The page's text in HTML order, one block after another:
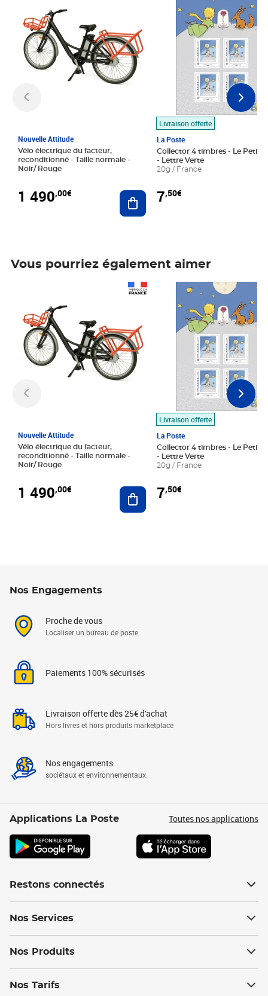
Nouvelle Attitude
Vélo électrique du facteur,
reconditionné - Taille normale -
Noir/ Rouge
1 490,00€ Ajouter au panier
Livraison offerte
La Poste
Collector 4 timbres - Le Petit
- Lettre Verte
20g / France
7,50€
Vous pourriez également aimer
Nouvelle Attitude
Vélo électrique du facteur,
reconditionné - Taille normale -
Noir/ Rouge
1 490,00€ Ajouter au panier
Livraison offerte
La Poste
Collector 4 timbres - Le Petit
- Lettre Verte
20g / France
7,50€
Prix 7,50€
Nos Engagements
Proche de vous
Localiser un bureau de poste
Paiements 100% sécurisés
Livraison offerte dès 25€ d'achat
Hors livres et hors produits marketplace
Nos engagements
sociétaux et environnementaux
Applications La Poste Toutes nos applications
Restons connectés
Nos Services
Nos Produits
Nos Tarifs